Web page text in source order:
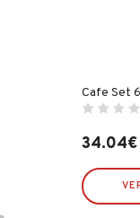
Cafe Set
34.04€